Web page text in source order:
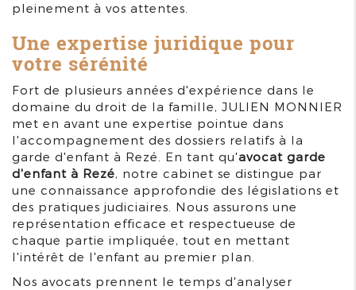
pleinement à vos attentes.
Une expertise juridique pour
votre sérénité
Fort de plusieurs années d'expérience dans le
domaine du droit de la famille, JULIEN MONNIER
met en avant une expertise pointue dans
l'accompagnement des dossiers relatifs à la
garde d'enfant à Rezé. En tant qu'avocat garde
d'enfant à Rezé, notre cabinet se distingue par
une connaissance approfondie des législations et
des pratiques judiciaires. Nous assurons une
représentation efficace et respectueuse de
chaque partie impliquée, tout en mettant
l'intérêt de l'enfant au premier plan.
Nos avocats prennent le temps d'analyser